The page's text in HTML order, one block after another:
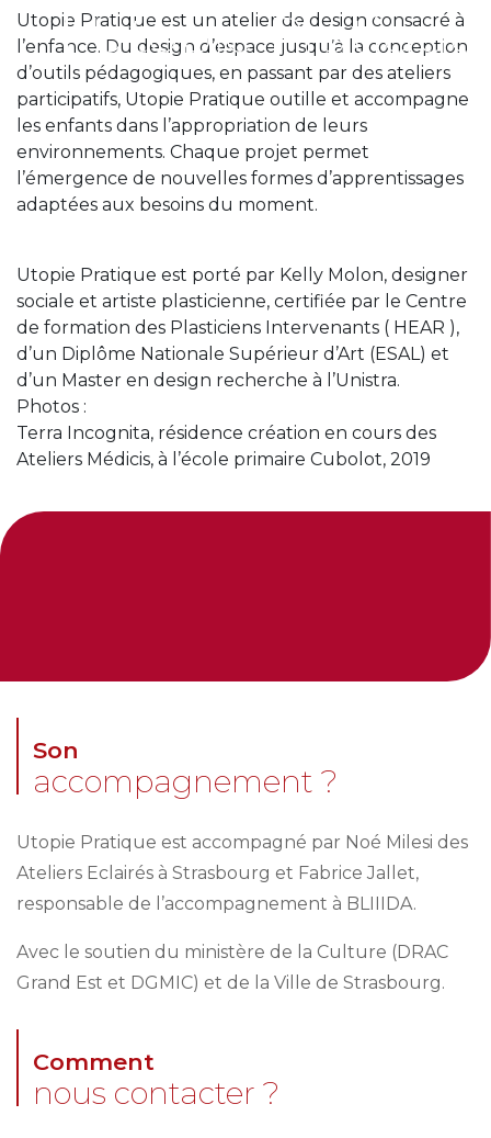
Utopie Pratique est un atelier de design consacré à
l’enfance. Du design d’espace jusqu’à la conception
d’outils pédagogiques, en passant par des ateliers
participatifs, Utopie Pratique outille et accompagne
les enfants dans l’appropriation de leurs
environnements. Chaque projet permet
l’émergence de nouvelles formes d’apprentissages
adaptées aux besoins du moment.
Utopie Pratique est porté par Kelly Molon, designer
sociale et artiste plasticienne, certifiée par le Centre
de formation des Plasticiens Intervenants ( HEAR ),
d’un Diplôme Nationale Supérieur d’Art (ESAL) et
d’un Master en design recherche à l’Unistra.
Photos :
Terra Incognita, résidence création en cours des
Ateliers Médicis, à l’école primaire Cubolot, 2019
Utopie Pratique
Son
accompagnement ?
Utopie Pratique est accompagné par Noé Milesi des
Ateliers Eclairés à Strasbourg et Fabrice Jallet,
responsable de l’accompagnement à BLIIIDA.
Avec le soutien du ministère de la Culture (DRAC
Grand Est et DGMIC) et de la Ville de Strasbourg.
Comment
nous contacter ?